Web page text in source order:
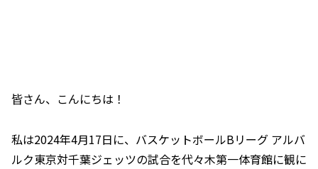
皆さん、こんにちは！
私は2024年4月17日に、バスケットボールBリーグ アルバ
ルク東京対千葉ジェッツの試合を代々木第一体育館に観に